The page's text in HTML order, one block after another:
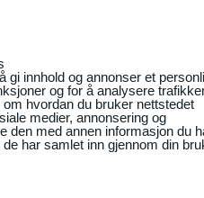
gi innhold og annonser et
og for å analysere
hvordan du bruker nettstedet
medier, annonsering og
den med annen informasjon du
har samlet inn gjennom din